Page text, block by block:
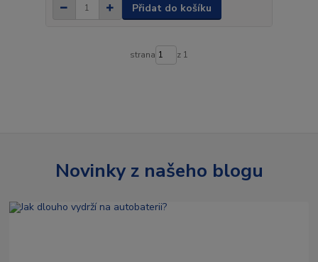
Přidat do košíku
strana z 1
Novinky z našeho blogu